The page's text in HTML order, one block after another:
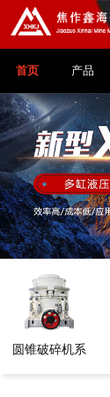
首页 产品
圆锥破碎机系
列